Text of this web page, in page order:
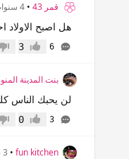
قمر 43 • 4 سنوات
هل اصبح
6 إعجاب3
بنت المدينة
لن يحبك الناس
3 إعجاب0
fun kitchen
• 3 سنوات